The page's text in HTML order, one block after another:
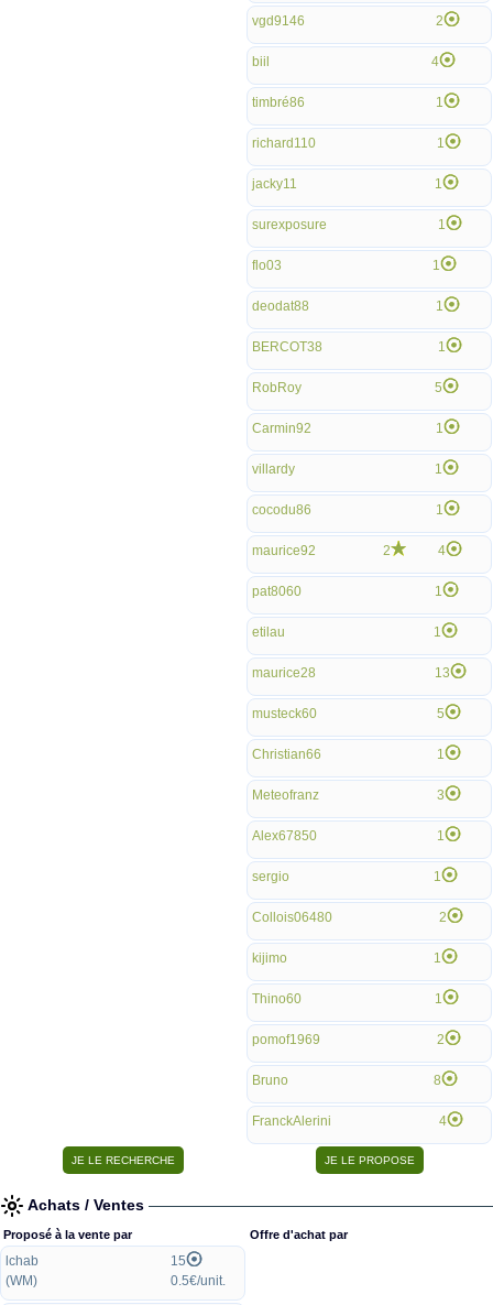
vgd9146 2
biil 4
timbré86 1
richard110 1
jacky11 1
surexposure 1
flo03 1
deodat88 1
BERCOT38 1
RobRoy 5
Carmin92 1
villardy 1
cocodu86 1
maurice92 2 4
pat8060 1
etilau 1
maurice28 13
musteck60 5
Christian66 1
Meteofranz 3
Alex67850 1
sergio 1
Collois06480 2
kijimo 1
Thino60 1
pomof1969 2
Bruno 8
FranckAlerini 4
Achats / Ventes
Proposé à la vente par
lchab
(WM)
15
0.5€/unit.
Offre d'achat par